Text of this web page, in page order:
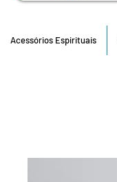
Acessórios Espirituais